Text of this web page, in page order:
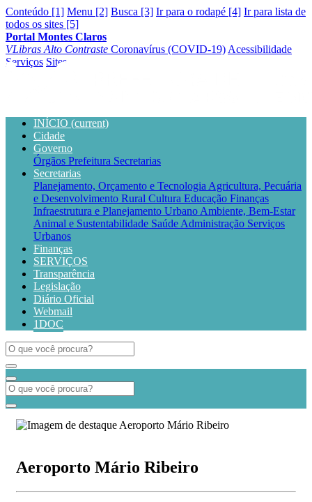
Conteúdo [1] Menu [2] Busca [3] Ir para o rodapé [4] Ir para lista de
todos os sites [5]
Portal Montes Claros
VLibras Alto Contraste Coronavírus (COVID-19) Acessibilidade
Serviços Sites
INÍCIO (current)
Cidade
Governo
Órgãos Prefeitura Secretarias
Secretarias
Planejamento, Orçamento e Tecnologia Agricultura, Pecuária
e Desenvolvimento Rural Cultura Educação Finanças
Infraestrutura e Planejamento Urbano Ambiente, Bem-Estar
Animal e Sustentabilidade Saúde Administração Serviços
Urbanos
Finanças
SERVIÇOS
Transparência
Legislação
Diário Oficial
Webmail
1DOC
Aeroporto Mário Ribeiro